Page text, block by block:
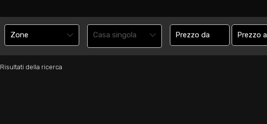
Casa singola
Risultati della ricerca